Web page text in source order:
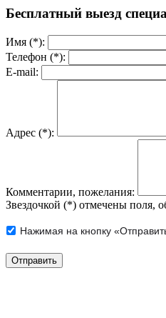
Бесплатный выезд
Имя (*):
Телефон (*):
E-mail:
Адрес (*):
Комментарии, пожелания:
Звездочкой (*) отмечены поля,
Нажимая на кнопку